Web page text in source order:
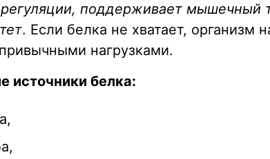
поддерживает мышечный
. Если белка не хватает, организм
нагрузками.
источники белка: